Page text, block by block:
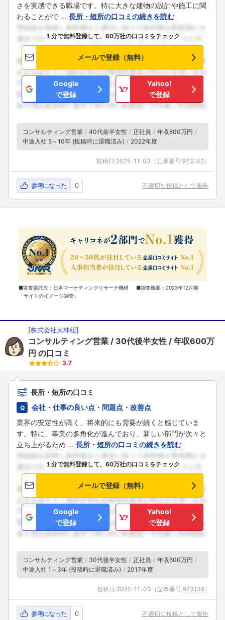
さを実感できる職場です。特に大きな建物の設計や施工に関
わることがで ... 長所・短所の口コミの続きを読む
１分で無料登録して、60万社の口コミをチェック
メールで登録（無料）
Google
で登録
Yahoo!
で登録
コンサルティング営業 40代前半女性 正社員
年収800万円
中途入社 5～10年 (投稿時に退職済み)
2022年度
投稿日:2025-11-03 （記事番号:973140 ）
参考になった 0 不適切な投稿として報告
■実査委託先：日本マーケティングリサーチ機構 ■調査概要：2023年12月期
「サイトのイメージ調査」
[株式会社大林組]
コンサルティング営業 30代後半女性
年収600万
円 の口コミ
3.7
長所・短所の口コミ
会社・仕事の良い点・問題点・改善点
業界の安定性が高く、将来的にも需要が続くと感じていま
す。特に、事業の多角化が進んでおり、新しい部門が次々と
立ち上がるため ... 長所・短所の口コミの続きを読む
１分で無料登録して、60万社の口コミをチェック
メールで登録（無料）
Google
で登録
Yahoo!
で登録
コンサルティング営業 30代後半女性 正社員
年収600万円
中途入社 1～3年 (投稿時に退職済み)
2017年度
投稿日:2025-11-03 （記事番号:973138）
参考になった 0 不適切な投稿として報告